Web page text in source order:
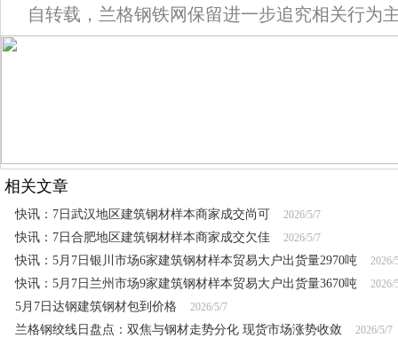
自转载，兰格钢铁网保留进一步追究相关行为
相关文章
快讯：7日武汉地区建筑钢材样本商家成交尚可 2026/5/7
快讯：7日合肥地区建筑钢材样本商家成交欠佳 2026/5/7
快讯：5月7日银川市场6家建筑钢材样本贸易大户出货量2970吨 2026/
快讯：5月7日兰州市场9家建筑钢材样本贸易大户出货量3670吨 2026/
5月7日达钢建筑钢材包到价格 2026/5/7
兰格钢绞线日盘点：双焦与钢材走势分化 现货市场涨势收敛 2026/5/7